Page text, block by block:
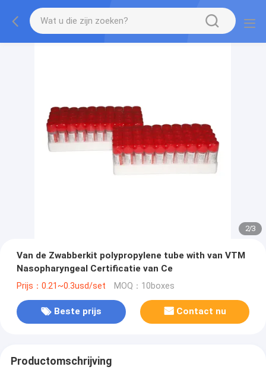
3/3
Van de Zwabberkit polypropylene tube with van VTM
Nasopharyngeal Certificatie van Ce
Prijs：0.21~0.3usd/set MOQ：10boxes
Beste prijs Contact nu
Productomschrijving